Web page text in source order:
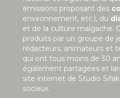
émissions proposant des
environnement, etc.), du
et de la culture malgache.
produits par un groupe de
rédacteurs, animateurs et
qui ont tous moins de 30
également partagées et
site internet de Studio
sociaux.